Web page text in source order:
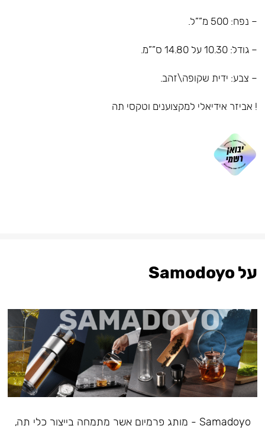
– נפח: 500 מ””ל.
– גודל: 10.30 על 14.80 ס””מ.
– צבע: ידית שקופה\זהב.
! אביזר אידיאלי למקצוענים וטקסי תה
על Samodoyo
Samadoyo - מותג פרמיום אשר מתמחה בייצור כלי תה,